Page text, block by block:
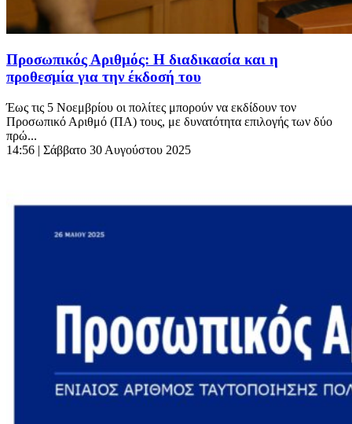
Προσωπικός Αριθμός: Η διαδικασία και η
προθεσμία για την έκδοσή του
Έως τις 5 Νοεμβρίου οι πολίτες μπορούν να εκδίδουν τον
Προσωπικό Αριθμό (ΠΑ) τους, με δυνατότητα επιλογής των δύο
πρώ...
14:56 | Σάββατο 30 Αυγούστου 2025